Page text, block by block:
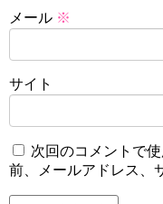
メール ※
サイト
次回のコメントで
前、メールアドレス、